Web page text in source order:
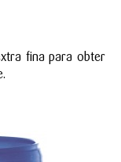
fina para obter